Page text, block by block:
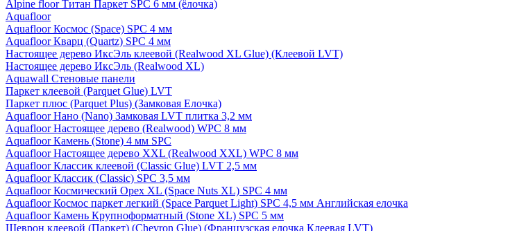
Alpine floor Титан Паркет SPC 6 мм (ёлочка)
Aquafloor
Aquafloor Космос (Space) SPC 4 мм
Aquafloor Кварц (Quartz) SPC 4 мм
Настоящее дерево ИксЭль клеевой (Realwood XL Glue) (Клеевой LVT)
Настоящее дерево ИксЭль (Realwood XL)
Aquawall Стеновые панели
Паркет клеевой (Parquet Glue) LVT
Паркет плюс (Parquet Plus) (Замковая Елочка)
Aquafloor Нано (Nano) Замковая LVT плитка 3,2 мм
Aquafloor Настоящее дерево (Realwood) WPC 8 мм
Aquafloor Камень (Stone) 4 мм SPC
Aquafloor Настоящее дерево XXL (Realwood XXL) WPC 8 мм
Aquafloor Классик клеевой (Classic Glue) LVT 2,5 мм
Aquafloor Классик (Classic) SPC 3,5 мм
Aquafloor Космический Орех XL (Space Nuts XL) SPC 4 мм
Aquafloor Космос паркет легкий (Space Parquet Light) SPC 4,5 мм Английская елочка
Aquafloor Камень Крупноформатный (Stone XL) SPC 5 мм
Шеврон клеевой (Паркет) (Chevron Glue) (Французская елочка Клеевая LVT)